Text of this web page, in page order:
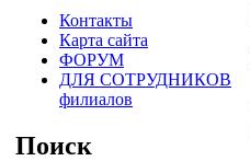
Контакты
Карта сайта
ФОРУМ
ДЛЯ СОТРУДНИКОВ
филиалов
Поиск